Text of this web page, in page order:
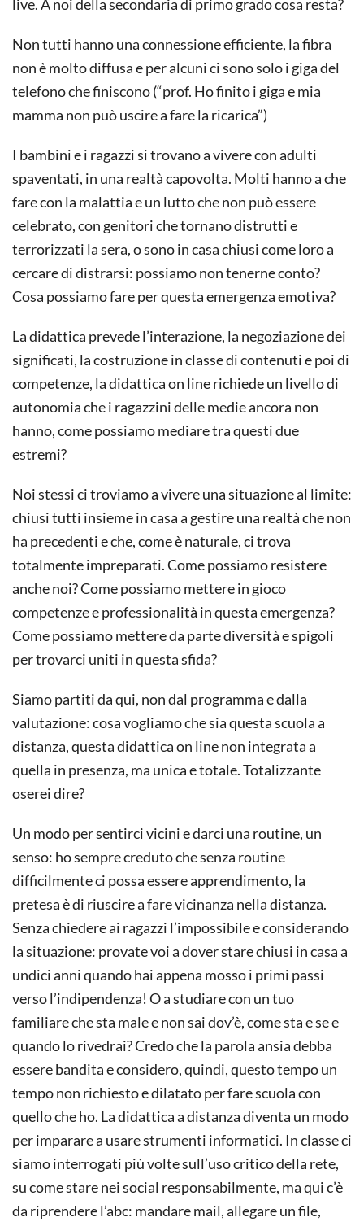
live. A noi della secondaria di primo grado cosa resta?
Non tutti hanno una connessione efficiente, la fibra
non è molto diffusa e per alcuni ci sono solo i giga del
telefono che finiscono (“prof. Ho finito i giga e mia
mamma non può uscire a fare la ricarica”)
I bambini e i ragazzi si trovano a vivere con adulti
spaventati, in una realtà capovolta. Molti hanno a che
fare con la malattia e un lutto che non può essere
celebrato, con genitori che tornano distrutti e
terrorizzati la sera, o sono in casa chiusi come loro a
cercare di distrarsi: possiamo non tenerne conto?
Cosa possiamo fare per questa emergenza emotiva?
La didattica prevede l’interazione, la negoziazione dei
significati, la costruzione in classe di contenuti e poi di
competenze, la didattica on line richiede un livello di
autonomia che i ragazzini delle medie ancora non
hanno, come possiamo mediare tra questi due
estremi?
Noi stessi ci troviamo a vivere una situazione al limite:
chiusi tutti insieme in casa a gestire una realtà che non
ha precedenti e che, come è naturale, ci trova
totalmente impreparati. Come possiamo resistere
anche noi? Come possiamo mettere in gioco
competenze e professionalità in questa emergenza?
Come possiamo mettere da parte diversità e spigoli
per trovarci uniti in questa sfida?
Siamo partiti da qui, non dal programma e dalla
valutazione: cosa vogliamo che sia questa scuola a
distanza, questa didattica on line non integrata a
quella in presenza, ma unica e totale. Totalizzante
oserei dire?
Un modo per sentirci vicini e darci una routine, un
senso: ho sempre creduto che senza routine
difficilmente ci possa essere apprendimento, la
pretesa è di riuscire a fare vicinanza nella distanza.
Senza chiedere ai ragazzi l’impossibile e considerando
la situazione: provate voi a dover stare chiusi in casa a
undici anni quando hai appena mosso i primi passi
verso l’indipendenza! O a studiare con un tuo
familiare che sta male e non sai dov’è, come sta e se e
quando lo rivedrai? Credo che la parola ansia debba
essere bandita e considero, quindi, questo tempo un
tempo non richiesto e dilatato per fare scuola con
quello che ho. La didattica a distanza diventa un modo
per imparare a usare strumenti informatici. In classe ci
siamo interrogati più volte sull’uso critico della rete,
su come stare nei social responsabilmente, ma qui c’è
da riprendere l’abc: mandare mail, allegare un file,